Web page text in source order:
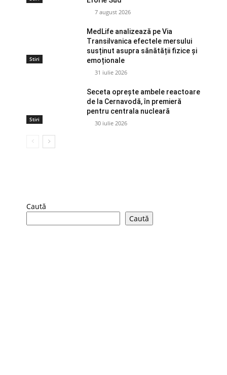
7 august 2026
Stiri
MedLife analizează pe Via
Transilvanica efectele mersului
susținut asupra sănătății fizice și
emoționale
31 iulie 2026
Stiri
Seceta oprește ambele reactoare
de la Cernavodă, în premieră
pentru centrala nucleară
30 iulie 2026
Caută
Caută